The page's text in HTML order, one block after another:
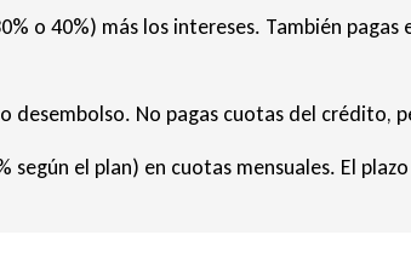
o 40%) más los intereses. También
desembolso. No pagas cuotas del crédito,
el plan) en cuotas mensuales. El